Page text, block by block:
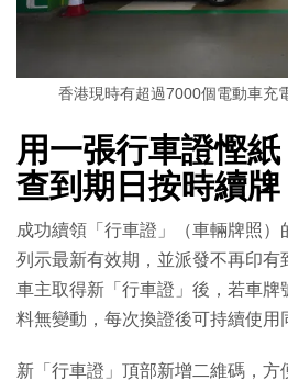
香港現時有超過7000個電動車充
用一張行車證慳
查到期日按時續牌
成功續領「行車證」（車輛牌照
列示最新有效期，並派發不再印有
車主取得新「行車證」後，若車牌
料無變動，每次換證後可持續使用
新「行車證」頂部新增二維碼，方